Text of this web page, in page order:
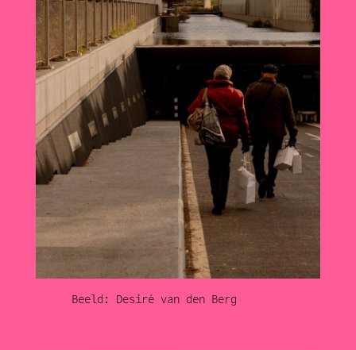
Beeld: Desiré van den Berg